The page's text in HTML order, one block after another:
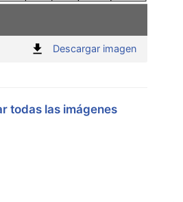
Descargar imagen:
todas las imágenes